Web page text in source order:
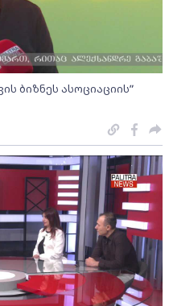
ბიზნეს ასოციაციის”